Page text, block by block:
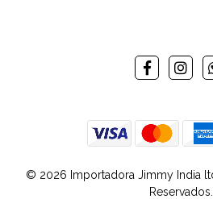
© 2026 Importadora Jimmy India
Reservados.